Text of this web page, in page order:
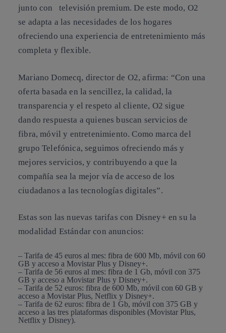
junto con televisión premium. De este modo, O2
se adapta a las necesidades de los hogares
ofreciendo una experiencia de entretenimiento más
completa y flexible.
Mariano Domecq, director de O2, afirma: “Con una
oferta basada en la sencillez, la calidad, la
transparencia y el respeto al cliente, O2 sigue
dando respuesta a quienes buscan servicios de
fibra, móvil y entretenimiento. Como marca del
grupo Telefónica, seguimos ofreciendo más y
mejores servicios, y contribuyendo a que la
compañía sea la mejor vía de acceso de los
ciudadanos a las tecnologías digitales”.
Estas son las nuevas tarifas con Disney+ en su la
modalidad Estándar con anuncios:
– Tarifa de 45 euros al mes: fibra de 600 Mb, móvil con 60
GB y acceso a Movistar Plus y Disney+.
– Tarifa de 56 euros al mes: fibra de 1 Gb, móvil con 375
GB y acceso a Movistar Plus y Disney+.
– Tarifa de 52 euros: fibra de 600 Mb, móvil con 60 GB y
acceso a Movistar Plus, Netflix y Disney+.
– Tarifa de 62 euros: fibra de 1 Gb, móvil con 375 GB y
acceso a las tres plataformas disponibles (Movistar Plus,
Netflix y Disney).